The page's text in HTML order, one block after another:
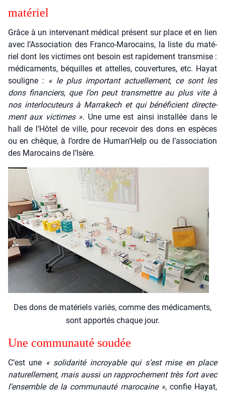
maté­riel
Grâce à un inter­ve­nant médi­cal pré­sent sur place et en lien
avec l’Association des Fran­co-Maro­cains, la liste du maté­
riel dont les vic­times ont besoin est rapi­de­ment trans­mise :
médi­ca­ments, béquilles et attelles, cou­ver­tures, etc. Hayat
sou­ligne : « le plus impor­tant actuel­le­ment, ce sont les
dons finan­ciers, que l’on peut trans­mettre au plus vite à
nos inter­lo­cu­teurs à Mar­ra­kech et qui béné­fi­cient direc­te­
ment aux vic­times ». Une urne est ain­si ins­tal­lée dans le
hall de l’Hôtel de ville, pour rece­voir des dons en espèces
ou en chèque, à l’ordre de Human’Help ou de l’association
des Maro­cains de l’Isère.
Des dons de maté­riels variés, comme des médi­ca­ments,
sont appor­tés chaque jour.
Une com­mu­nau­té sou­dée
C’est une « soli­da­ri­té incroyable qui s’est mise en place
natu­rel­le­ment, mais aus­si un rap­pro­che­ment très fort avec
l’ensemble de la com­mu­nau­té maro­caine », confie Hayat,